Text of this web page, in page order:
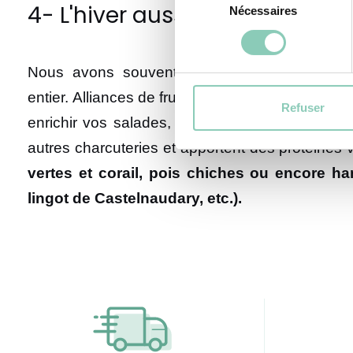
consentement
Nécessaires
Refuser
4- L'hiver aussi, on cuisine
Nous avons souvent tendance à oublier
entier. Alliances de fruits frais et secs, de
enrichir vos salades, pensez aux «
autres charcuteries et apportent des protéines
vertes et corail, pois chiches ou encore
lingot de Castelnaudary, etc.).